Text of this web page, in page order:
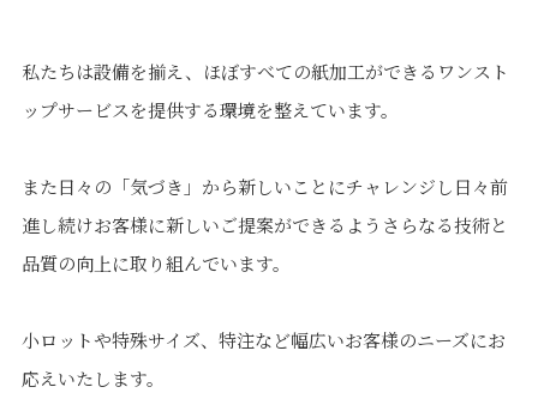
私たちは設備を揃え、ほぼすべての紙加工ができるワンスト
ップサービスを提供する環境を整えています。
また日々の「気づき」から新しいことにチャレンジし日々前
進し続けお客様に新しいご提案ができるようさらなる技術と
品質の向上に取り組んでいます。
小ロットや特殊サイズ、特注など幅広いお客様のニーズにお
応えいたします。